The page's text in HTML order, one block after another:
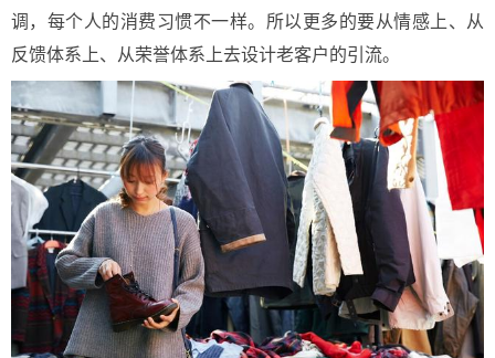
调，每个人的消费习惯不一样。所以更多的要从情感上、从
反馈体系上、从荣誉体系上去设计老客户的引流。